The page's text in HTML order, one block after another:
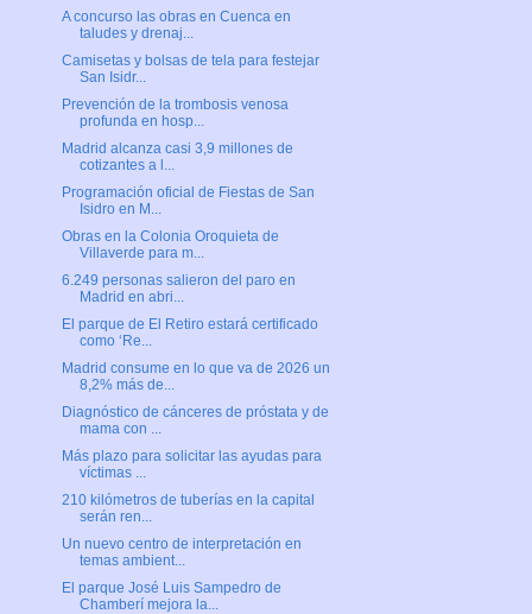
A concurso las obras en Cuenca en
taludes y drenaj...
Camisetas y bolsas de tela para festejar
San Isidr...
Prevención de la trombosis venosa
profunda en hosp...
Madrid alcanza casi 3,9 millones de
cotizantes a l...
Programación oficial de Fiestas de San
Isidro en M...
Obras en la Colonia Oroquieta de
Villaverde para m...
6.249 personas salieron del paro en
Madrid en abri...
El parque de El Retiro estará certificado
como ‘Re...
Madrid consume en lo que va de 2026 un
8,2% más de...
Diagnóstico de cánceres de próstata y de
mama con ...
Más plazo para solicitar las ayudas para
víctimas ...
210 kilómetros de tuberías en la capital
serán ren...
Un nuevo centro de interpretación en
temas ambient...
El parque José Luis Sampedro de
Chamberí mejora la...